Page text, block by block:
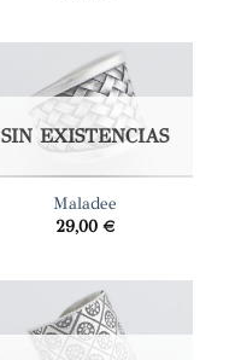
SIN EXISTENCIAS
Maladee
29,00 €